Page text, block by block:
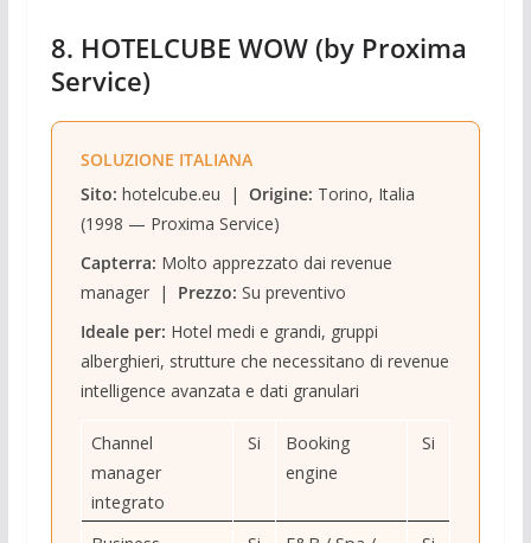
8. HOTELCUBE WOW (by Proxima
Service)
SOLUZIONE ITALIANA
Sito: hotelcube.eu | Origine: Torino, Italia
(1998 — Proxima Service)
Capterra: Molto apprezzato dai revenue
manager | Prezzo: Su preventivo
Ideale per: Hotel medi e grandi, gruppi
alberghieri, strutture che necessitano di revenue
intelligence avanzata e dati granulari
Channel
manager
integrato
Si
Booking
engine
Si